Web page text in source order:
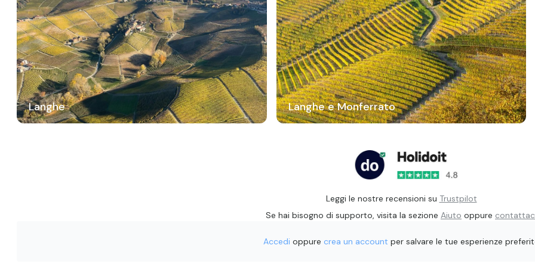
Langhe Langhe e Monferrato
Leggi le nostre recensioni su Trustpilot
Se hai bisogno di supporto, visita la sezione Aiuto oppure
Accedi oppure crea un account per salvare le tue esperienze